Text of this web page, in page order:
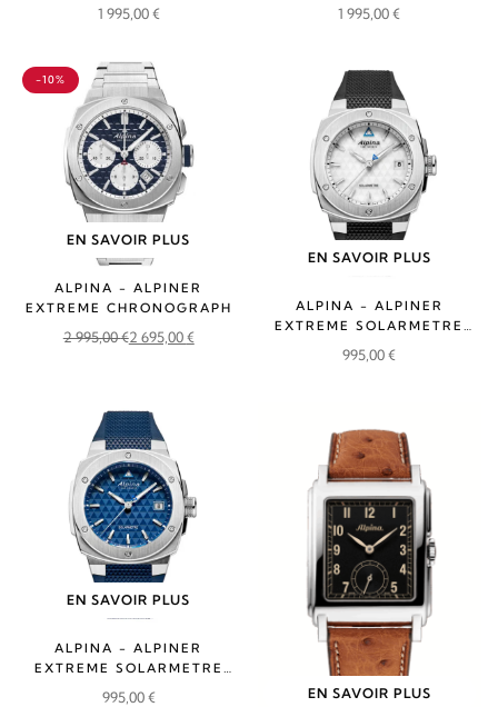
1 995,00€ 1 995,00€
EN SAVOIR PLUS
-10%
ALPINA - ALPINER
EXTREME CHRONOGRAPH
2 995,00€
Le
initial
était :
2
995,00 €.
2 695,00€
Le
actuel
est :
2
695,00 €.
EN SAVOIR PLUS
ALPINA - ALPINER
EXTREME SOLARMETRE
RUBBER
995,00€
EN SAVOIR PLUS
ALPINA - ALPINER
EXTREME SOLARMETRE
RUBBER
995,00€ EN SAVOIR PLUS